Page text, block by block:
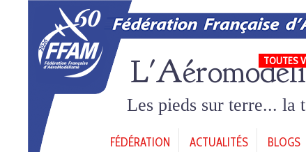
TOUTES
Les pieds sur terre... la
FÉDÉRATION ACTUALITÉS BLOGS